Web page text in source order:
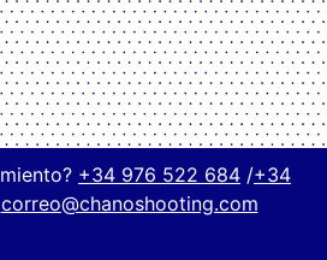
+34 976 522 684 /+34
correo@chanoshooting.com